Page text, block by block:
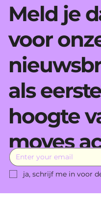
Meld je
voor
als
hoogte
moves
ja, schrijf me in voor